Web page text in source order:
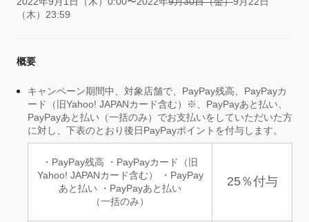
（木）23:59
概要
キャンペーン期間中、対象店舗で、PayPay残高、PayPayカ
ード（旧Yahoo! JAPANカード含む）※、PayPayあと払い、
PayPayあと払い（一括のみ）でお支払いをしていただいた方
に対し、下表のとおり後日PayPayポイントを付与します。
・PayPay残高 ・PayPayカード（旧
Yahoo! JAPANカード含む） ・PayPay
あと払い ・PayPayあと払い
（一括のみ）
25％付与